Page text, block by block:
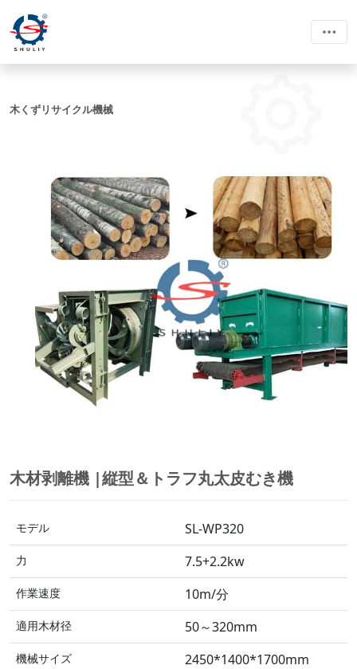
木くずリサイクル機械
木材剥離機 |縦型＆トラフ丸太皮むき機
モデル SL-WP320
力 7.5+2.2kw
作業速度 10m/分
適用木材径 50～320mm
機械サイズ 2450*1400*1700mm